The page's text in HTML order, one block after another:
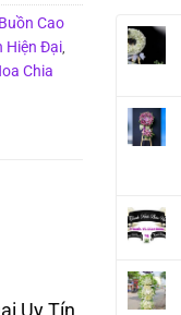
Cao
Hiện Đại,
Chia
Uy Tín